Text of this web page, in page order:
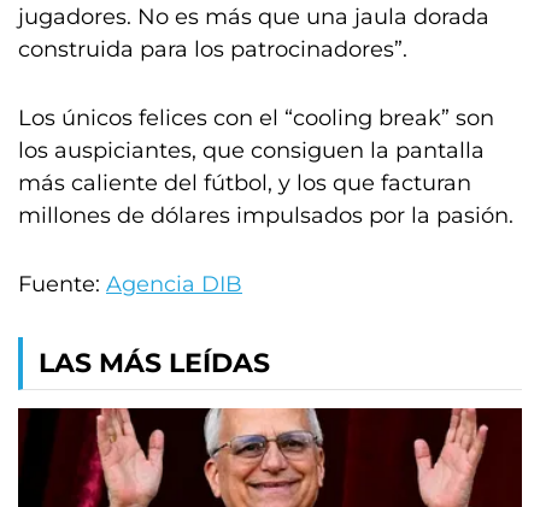
jugadores. No es más que una jaula dorada
construida para los patrocinadores”.
Los únicos felices con el “cooling break” son
los auspiciantes, que consiguen la pantalla
más caliente del fútbol, y los que facturan
millones de dólares impulsados por la pasión.
Fuente: Agencia DIB
LAS MÁS LEÍDAS